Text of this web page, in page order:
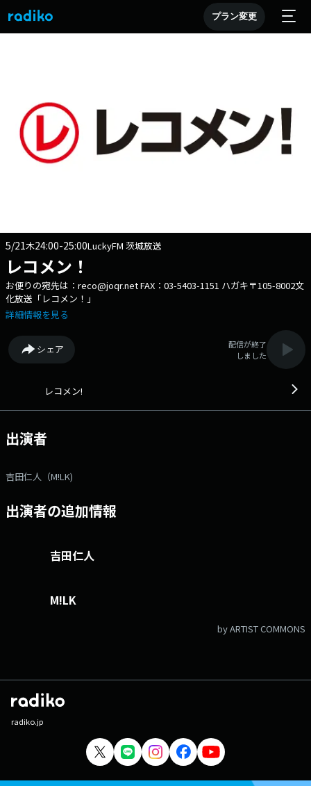
プラン変更
5/21木24:00-25:00LuckyFM 茨城放送
レコメン！
お便りの宛先は：reco@joqr.net FAX：03-5403-1151 ハガキ〒105-8002文
化放送「レコメン！」
詳細情報を見る
シェア
配信が終了
しました
レコメン!
出演者
吉田仁人（M!LK)
出演者の追加情報
吉田仁人
M!LK
by ARTIST COMMONS
radiko.jp